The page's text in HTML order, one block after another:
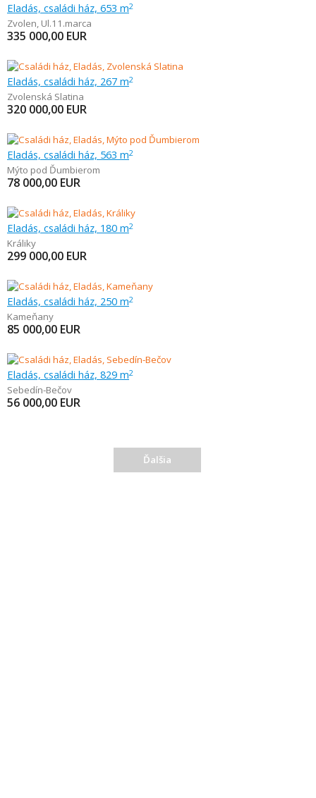
Eladás, családi ház, 653 m2
Zvolen, Ul.11.marca
335 000,00 EUR
Eladás, családi ház, 267 m2
Zvolenská Slatina
320 000,00 EUR
Eladás, családi ház, 563 m2
Mýto pod Ďumbierom
78 000,00 EUR
Eladás, családi ház, 180 m2
Králiky
299 000,00 EUR
Eladás, családi ház, 250 m2
Kameňany
85 000,00 EUR
Eladás, családi ház, 829 m2
Sebedín-Bečov
56 000,00 EUR
Ďalšia